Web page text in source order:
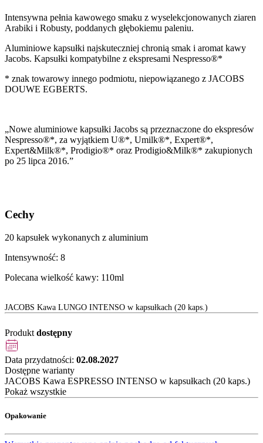
Intensywna pełnia kawowego smaku z wyselekcjonowanych ziaren
Arabiki i Robusty, poddanych głębokiemu paleniu.
Aluminiowe kapsułki najskuteczniej chronią smak i aromat kawy
Jacobs. Kapsułki kompatybilne z ekspresami Nespresso®*
* znak towarowy innego podmiotu, niepowiązanego z JACOBS
DOUWE EGBERTS.
„Nowe aluminiowe kapsułki Jacobs są przeznaczone do ekspresów
Nespresso®*, za wyjątkiem U®*, Umilk®*, Expert®*,
Expert&Milk®*, Prodigio®* oraz Prodigio&Milk®* zakupionych
po 25 lipca 2016.”
Cechy
20 kapsułek wykonanych z aluminium
Intensywność: 8
Polecana wielkość kawy: 110ml
JACOBS Kawa LUNGO INTENSO w kapsułkach (20 kaps.)
Produkt dostępny
Data przydatności: 02.08.2027
Dostępne warianty
JACOBS Kawa ESPRESSO INTENSO w kapsułkach (20 kaps.)
Pokaż wszystkie
Opakowanie